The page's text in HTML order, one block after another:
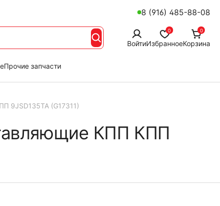
8 (916) 485-88-08
Войти
0
Избранное
0
Корзина
Прочие запчасти
9JSD135TA (G17311)
КПП КПП